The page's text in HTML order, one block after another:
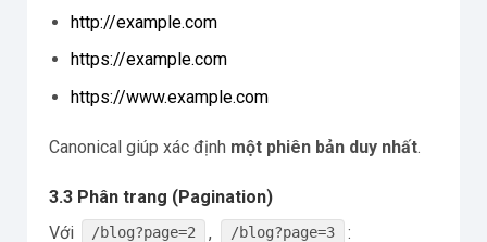
http://example.com
https://example.com
https://www.example.com
Canonical giúp xác định một phiên bản duy nhất.
3.3 Phân trang (Pagination)
Với
/blog?page=2 , /blog?page=3 :